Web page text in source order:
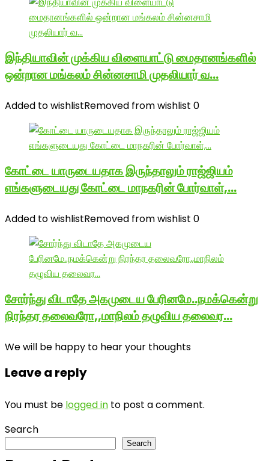
இந்தியாவின் முக்கிய விளையாட்டு மைதானங்களில்
ஒன்றான மங்கலம் சின்னசாமி முதலியார் வ…
Added to wishlistRemoved from wishlist 0
கோட்டை யாருடையதாக இருந்தாலும் ராஜ்ஜியம்
எங்களுடையது கோட்டை மாநகரின் போர்வாள்,…
Added to wishlistRemoved from wishlist 0
சோர்ந்து விடாதே அகமுடைய பேரினமே..நமக்கென்று
நிரந்தர தலைவரோ,,மாநிலம் தழுவிய தலைவர…
We will be happy to hear your thoughts
Leave a reply
You must be logged in to post a comment.
Search
Search